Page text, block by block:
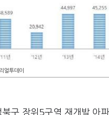
얼투데이
구 장위5구역 재개발 아